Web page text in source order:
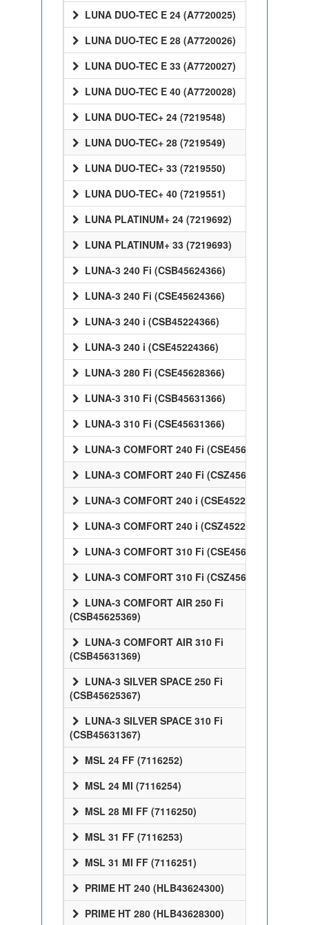
LUNA DUO-TEC E 24 (A7720025)
LUNA DUO-TEC E 28 (A7720026)
LUNA DUO-TEC E 33 (A7720027)
LUNA DUO-TEC E 40 (A7720028)
LUNA DUO-TEC+ 24 (7219548)
LUNA DUO-TEC+ 28 (7219549)
LUNA DUO-TEC+ 33 (7219550)
LUNA DUO-TEC+ 40 (7219551)
LUNA PLATINUM+ 24 (7219692)
LUNA PLATINUM+ 33 (7219693)
LUNA-3 240 Fi (CSB45624366)
LUNA-3 240 Fi (CSE45624366)
LUNA-3 240 i (CSB45224366)
LUNA-3 240 i (CSE45224366)
LUNA-3 280 Fi (CSE45628366)
LUNA-3 310 Fi (CSB45631366)
LUNA-3 310 Fi (CSE45631366)
LUNA-3 COMFORT 240 Fi (CSE45624358)
LUNA-3 COMFORT 240 Fi (CSZ45624358)
LUNA-3 COMFORT 240 i (CSE45224358)
LUNA-3 COMFORT 240 i (CSZ45224358)
LUNA-3 COMFORT 310 Fi (CSE45631358)
LUNA-3 COMFORT 310 Fi (CSZ45631358)
LUNA-3 COMFORT AIR 250 Fi
(CSB45625369)
LUNA-3 COMFORT AIR 310 Fi
(CSB45631369)
LUNA-3 SILVER SPACE 250 Fi
(CSB45625367)
LUNA-3 SILVER SPACE 310 Fi
(CSB45631367)
MSL 24 FF (7116252)
MSL 24 MI (7116254)
MSL 28 MI FF (7116250)
MSL 31 FF (7116253)
MSL 31 MI FF (7116251)
PRIME HT 240 (HLB43624300)
PRIME HT 280 (HLB43628300)